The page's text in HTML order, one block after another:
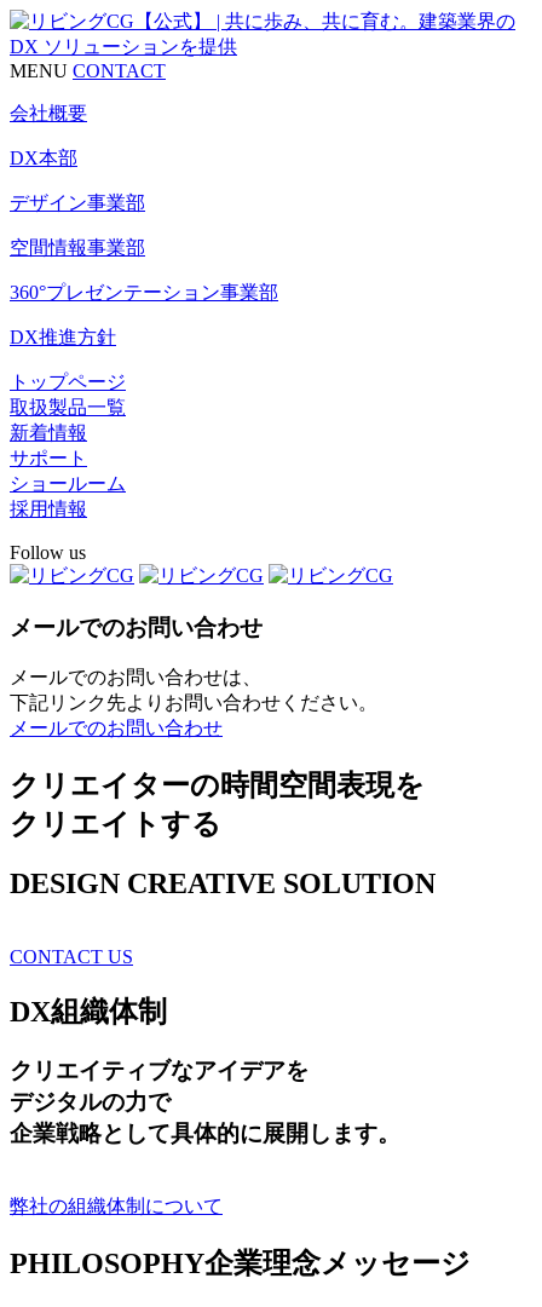
MENU CONTACT
会社概要
DX本部
デザイン事業部
空間情報事業部
360°プレゼンテーション事業部
DX推進方針
トップページ
取扱製品一覧
新着情報
サポート
ショールーム
採用情報
Follow us
メールでのお問い合わせ
メールでのお問い合わせは、
下記リンク先よりお問い合わせください。
メールでのお問い合わせ
クリエイターの時間空間表現を
クリエイトする
DESIGN CREATIVE SOLUTION
CONTACT US
DX組織体制
クリエイティブなアイデアを
デジタルの力で
企業戦略として具体的に展開します。
弊社の組織体制について
PHILOSOPHY企業理念メッセージ